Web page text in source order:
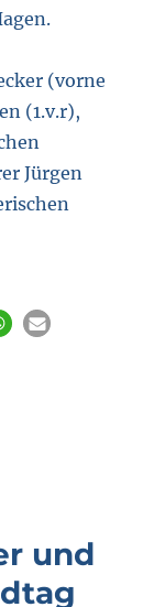
(vorne
(1.v.r),
Jürgen
und